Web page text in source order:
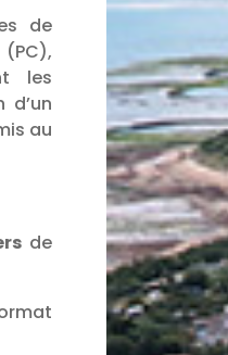
de
les
d’un
au
de